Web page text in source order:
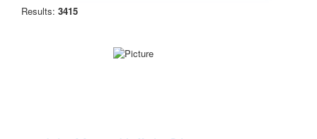
Results: 3415